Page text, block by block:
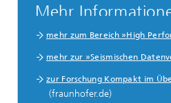
Mehr
mehr zum Bereich »High
mehr zur »Seismischen
zur Forschung Kompakt im
(fraunhofer.de)